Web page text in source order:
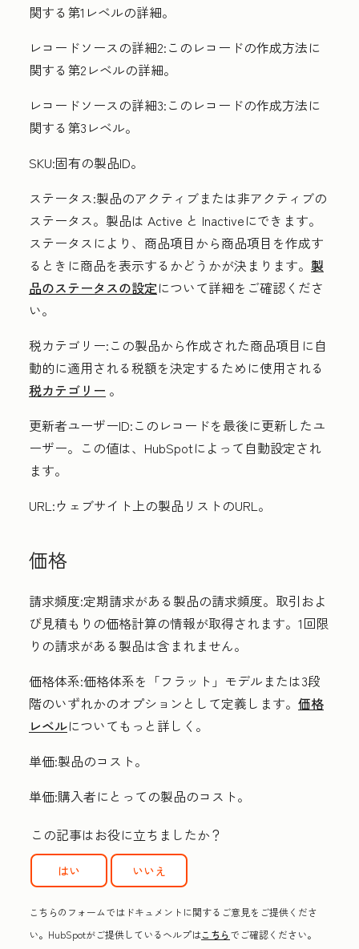
関する第1レベルの詳細。
レコードソースの詳細2:このレコードの作成方法に
関する第2レベルの詳細。
レコードソースの詳細3:このレコードの作成方法に
関する第3レベル。
SKU:固有の製品ID。
ステータス:製品のアクティブまたは非アクティブの
ステータス。製品は Active と Inactiveにできます。
ステータスにより、商品項目から商品項目を作成す
るときに商品を表示するかどうかが決まります。 製
品のステータスの設定について詳細をご確認くださ
い。
税カテゴリー:この製品から作成された商品項目に自
動的に適用される税額を決定するために使用される
税カテゴリー 。
更新者ユーザーID:このレコードを最後に更新したユ
ーザー。この値は、HubSpotによって自動設定され
ます。
URL:ウェブサイト上の製品リストのURL。
価格
請求頻度:定期請求がある製品の請求頻度。取引およ
び見積もりの価格計算の情報が取得されます。1回限
りの請求がある製品は含まれません。
価格体系:価格体系を「フラット」モデルまたは3段
階のいずれかのオプションとして定義します。 価格
レベルについてもっと詳しく。
単価:製品のコスト。
単価:購入者にとっての製品のコスト。
この記事はお役に立ちましたか？
はい いいえ
こちらのフォームではドキュメントに関するご意見をご提供くださ
い。HubSpotがご提供しているヘルプはこちらでご確認ください。